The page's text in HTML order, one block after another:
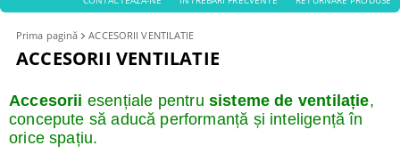
Prima pagină ACCESORII VENTILATIE
ACCESORII VENTILATIE
Accesorii esențiale pentru sisteme de ventilație,
concepute să aducă performanță și inteligență în
orice spațiu.